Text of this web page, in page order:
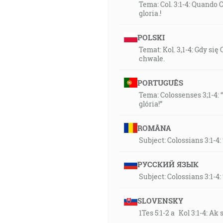
Tema: Col. 3:1-4:
gloria.!
POLSKI
Temat: Kol. 3,1-4: Gdy
chwale.
PORTUGUÊS
Tema: Colossenses 3;1-
glória!”
ROMÂNA
Subject: Colossians 3:1-
РУССКИЙ ЯЗЫК
Subject: Colossians 3:1-
SLOVENSKY
1Tes 5:1-2 a Kol 3:1-4: